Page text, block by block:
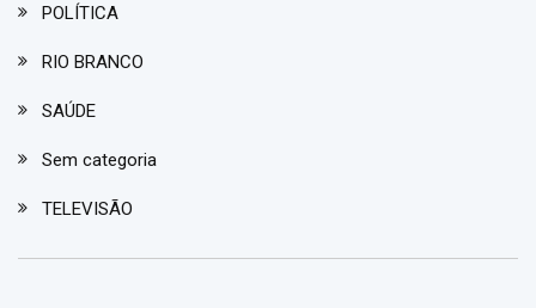
POLÍTICA
RIO BRANCO
SAÚDE
Sem categoria
TELEVISÃO